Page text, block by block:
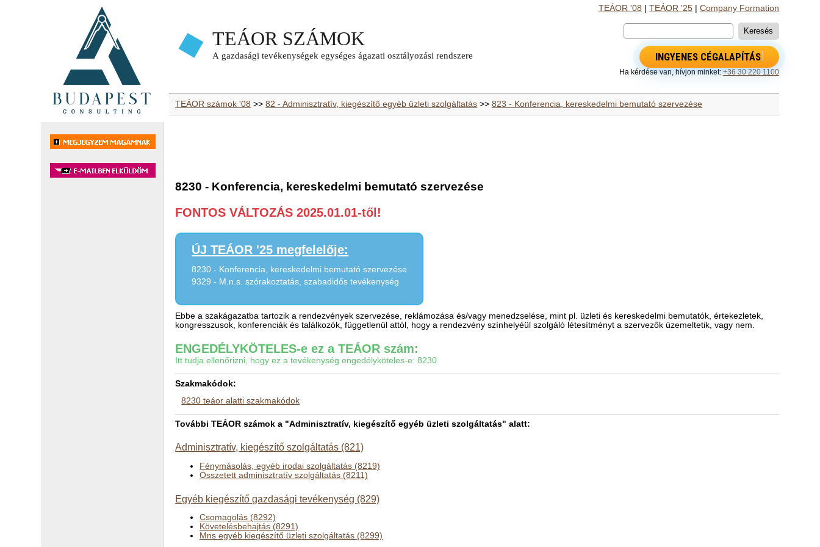
TEÁOR '08 TEÁOR '25| Company Formation
INGYENES CÉGALAPÍTÁS
Ha kérdése van, hívjon minket: +36 30 220 1100
TEÁOR számok '08 >>82 - Adminisztratív, kiegészítő egyéb üzleti szolgáltatás >>823 - Konferencia, kereskedelmi bemutató szervezése
8230 - Konferencia, kereskedelmi bemutató szervezése
FONTOS VÁLTOZÁS 2025.01.01-től!
ÚJ TEÁOR '25 megfelelője:
8230 - Konferencia, kereskedelmi bemutató szervezése
9329 - M.n.s. szórakoztatás, szabadidős tevékenység
Ebbe a szakágazatba tartozik a rendezvények szervezése, reklámozása és/vagy menedzselése, mint pl. üzleti és kereskedelmi bemutatók, értekezletek,
kongresszusok, konferenciák és találkozók, függetlenül attól, hogy a rendezvény színhelyéül szolgáló létesítményt a szervezők üzemeltetik, vagy nem.
ENGEDÉLYKÖTELES-e ez a TEÁOR szám:
Itt tudja ellenőrizni, hogy ez a tevékenység engedélyköteles-e: 8230
Szakmakódok:
8230 teáor alatti szakmakódok
További TEÁOR számok a "Adminisztratív, kiegészítő egyéb üzleti szolgáltatás" alatt:
Adminisztratív, kiegészítő szolgáltatás (821)
Fénymásolás, egyéb irodai szolgáltatás (8219)
Összetett adminisztratív szolgáltatás (8211)
Egyéb kiegészítő gazdasági tevékenység (829)
Csomagolás (8292)
Követelésbehajtás (8291)
Mns egyéb kiegészítő üzleti szolgáltatás (8299)